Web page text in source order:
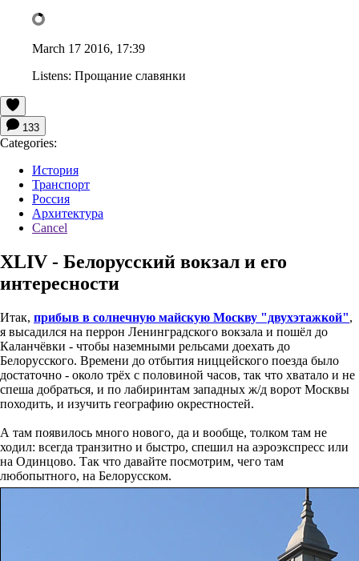
March 17 2016, 17:39
Listens: Прощание славянки
133
Categories:
История
Транспорт
Россия
Архитектура
Cancel
XLIV - Белорусский вокзал и его
интересности
Итак, прибыв в солнечную майскую Москву "двухэтажкой",
я высадился на перрон Ленинградского вокзала и пошёл до
Каланчёвки - чтобы наземными рельсами доехать до
Белорусского. Времени до отбытия ниццейского поезда было
достаточно - около трёх с половиной часов, так что хватало и не
спеша добраться, и по лабиринтам западных ж/д ворот Москвы
походить, и изучить географию окрестностей.
А там появилось много нового, да и вообще, толком там не
ходил: всегда транзитно и быстро, спешил на аэроэкспресс или
на Одинцово. Так что давайте посмотрим, чего там
любопытного, на Белорусском.